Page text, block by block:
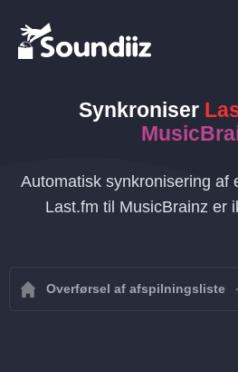
Synkroniser
Automatisk synkronisering af
Last.fm til MusicBrainz er
Overførsel af afspilningsliste